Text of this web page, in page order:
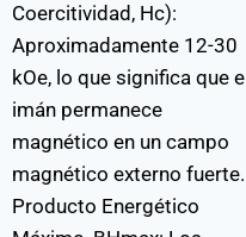
Coercitividad, Hc):
Aproximadamente 12-30
kOe, lo que significa que el
imán permanece
magnético en un campo
magnético externo fuerte.
Producto Energético